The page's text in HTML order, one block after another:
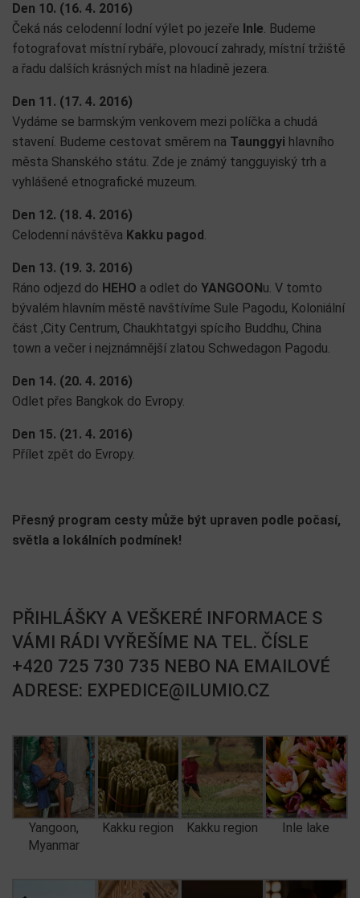
Den 10. (16. 4. 2016)
Čeká nás celodenní lodní výlet po jezeře Inle. Budeme
fotografovat místní rybáře, plovoucí zahrady, místní tržiště
a řadu dalších krásných míst na hladině jezera.
Den 11. (17. 4. 2016)
Vydáme se barmským venkovem mezi políčka a chudá
stavení. Budeme cestovat směrem na Taunggyi hlavního
města Shanského státu. Zde je známý tangguyiský trh a
vyhlášené etnografické muzeum.
Den 12. (18. 4. 2016)
Celodenní návštěva Kakku pagod.
Den 13. (19. 3. 2016)
Ráno odjezd do HEHO a odlet do YANGOONu. V tomto
bývalém hlavním městě navštívíme Sule Pagodu, Koloniální
část ,City Centrum, Chaukhtatgyi spícího Buddhu, China
town a večer i nejznámnější zlatou Schwedagon Pagodu.
Den 14. (20. 4. 2016)
Odlet přes Bangkok do Evropy.
Den 15. (21. 4. 2016)
Přílet zpět do Evropy.
Přesný program cesty může být upraven podle počasí,
světla a lokálních podmínek!
PŘIHLÁŠKY A VEŠKERÉ INFORMACE S
VÁMI RÁDI VYŘEŠÍME NA TEL. ČÍSLE
+420 725 730 735 NEBO NA EMAILOVÉ
ADRESE: EXPEDICE@ILUMIO.CZ
Yangoon,
Myanmar
Kakku region Kakku region Inle lake